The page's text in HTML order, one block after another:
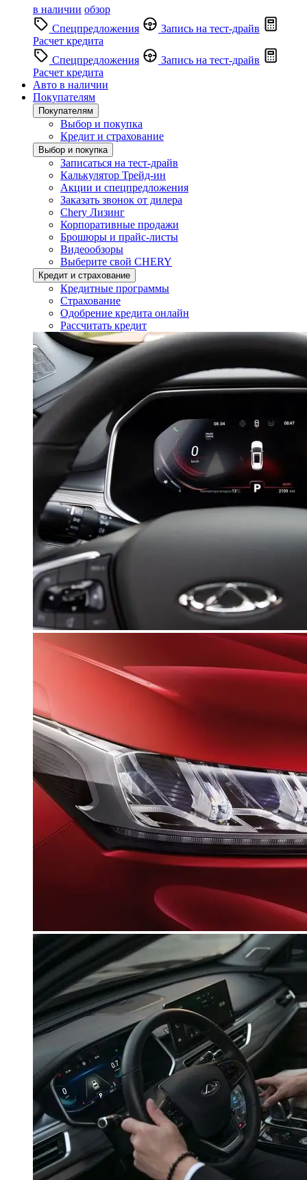
в наличии обзор
Спецпредложения
Запись на тест-драйв
Расчет кредита
Спецпредложения
Запись на тест-драйв
Расчет кредита
Авто в наличии
Покупателям
Покупателям
Выбор и покупка
Кредит и страхование
Выбор и покупка
Записаться на тест-драйв
Калькулятор Трейд-ин
Акции и спецпредложения
Заказать звонок от дилера
Chery Лизинг
Корпоративные продажи
Брошюры и прайс-листы
Видеообзоры
Выберите свой CHERY
Кредит и страхование
Кредитные программы
Страхование
Одобрение кредита онлайн
Рассчитать кредит